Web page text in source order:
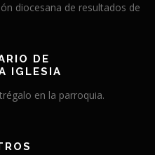
diocesana de resultados de
DE
IGLESIA
en la parroquia.